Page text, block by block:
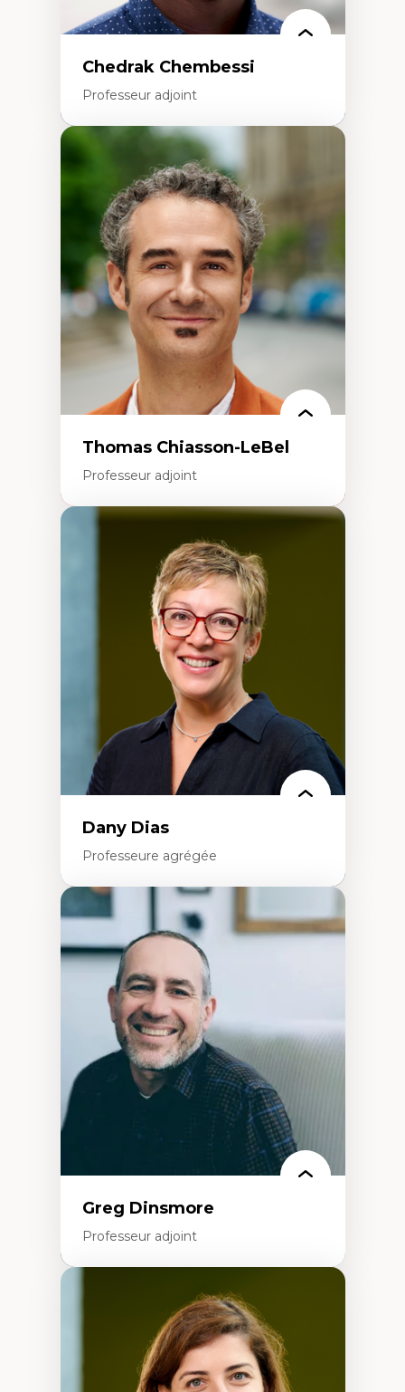
Chedrak Chembessi
Professeur adjoint
Économie circulaire
Modèles d’affaires durables
Histoire des faits économiques
Gestion durable des ressources naturelles
Écologie industrielle
Aménagement durable du territoire
Développement régional
Coopératives
Télétravail en milieu rural francophone
Transition socio-écologique
Thomas Chiasson-LeBel
Professeur adjoint
Théories du développement
Économie politique comparée
Élites économiques
Sociologie économique
Extractivisme
Classes sociales
Mouvements sociaux
Théories de l’État
Dany Dias
Professeure agrégée
Expertises
Pédagogies critiques et justice sociale
Éthique relationnelle et sollicitude en
éducation
Décolonisation et autochtonisation de la
formation à l’enseignement
Littératie et didactique du français
Éducation inclusive
Formation à l’enseignement en contexte
francophone minoritaire
Identité linguistique et culturelle
Recherche-action et approches
participatives
Leadership éducatif et pratiques réflexives
Éducation durable et bien-être en
Greg Dinsmore
Professeur adjoint
Fragmentation des auditoires médiatiques
Analyse multi-plateforme des auditoires
médiatiques
Analyse des comportements numériques à
travers les données massives et l’IA